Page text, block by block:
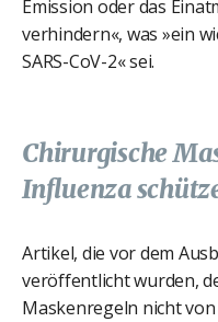
Emission oder das
verhindern«, was »ein
SARS-CoV-2« sei.
Chirurgische
Influenza
Artikel, die vor dem
veröffentlicht wurden,
Maskenregeln nicht